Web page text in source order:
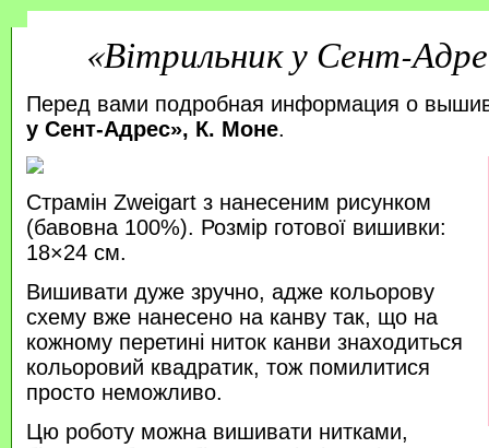
«Вітрильник у Сент-
Перед вами подробная информация о
у Сент-Адрес», К. Моне.
Страмін Zweigart з нанесеним рисунком
(бавовна 100%). Розмір готової вишивки:
18×24 см.
Вишивати дуже зручно, адже кольорову
схему вже нанесено на канву так, що на
кожному перетині ниток канви знаходиться
кольоровий квадратик, тож помилитися
просто неможливо.
Цю роботу можна вишивати нитками,